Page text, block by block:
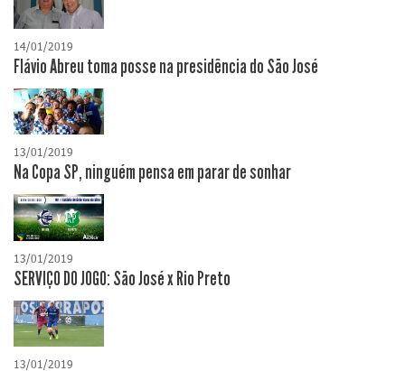
14/01/2019
Flávio Abreu toma posse na presidência do São José
13/01/2019
Na Copa SP, ninguém pensa em parar de sonhar
13/01/2019
SERVIÇO DO JOGO: São José x Rio Preto
13/01/2019